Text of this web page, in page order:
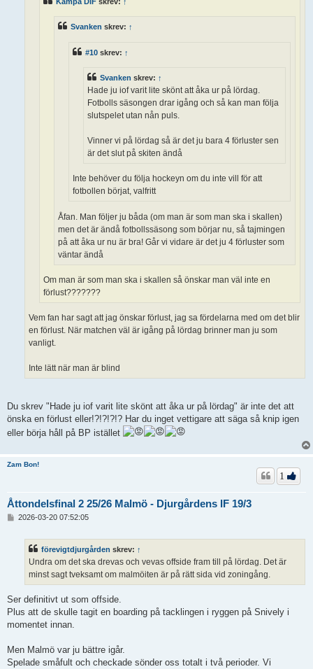
Svanken skrev: ↑
#10 skrev: ↑
Svanken skrev: ↑
Hade ju iof varit lite skönt att åka ur på lördag.
Fotbolls säsongen drar igång och så kan man följa
slutspelet utan nån puls.
Vinner vi på lördag så är det ju bara 4 förluster sen
är det slut på skiten ändå
Inte behöver du följa hockeyn om du inte vill för att
fotbollen börjat, valfritt
Åfan. Man följer ju båda (om man är som man ska i skallen)
men det är ändå fotbollssäsong som börjar nu, så tajmingen
på att åka ur nu är bra! Går vi vidare är det ju 4 förluster som
väntar ändå
Om man är som man ska i skallen så önskar man väl inte en
förlust???????
Vem fan har sagt att jag önskar förlust, jag sa fördelarna med om det blir
en förlust. När matchen väl är igång på lördag brinner man ju som
vanligt.
Inte lätt när man är blind
Du skrev "Hade ju iof varit lite skönt att åka ur på lördag" är inte det att
önska en förlust eller!?!?!?!? Har du inget vettigare att säga så knip igen
eller börja håll på BP istället
Zam Bon!
Åttondelsfinal 2 25/26 Malmö - Djurgårdens IF 19/3
1
2026-03-20 07:52:05
förevigtdjurgården skrev: ↑
Undra om det ska drevas och vevas offside fram till på lördag. Det är
minst sagt tveksamt om malmöiten är på rätt sida vid zoningång.
Ser definitivt ut som offside.
Plus att de skulle tagit en boarding på tacklingen i ryggen på Snively i
momentet innan.
Men Malmö var ju bättre igår.
Spelade småfult och checkade sönder oss totalt i två perioder. Vi